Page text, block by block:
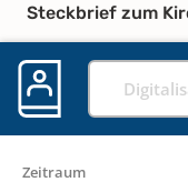
Steckbrief zum
Zeitraum